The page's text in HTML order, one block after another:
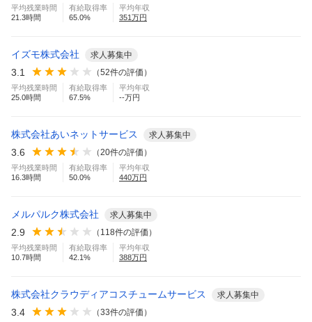
平均残業時間
21.3時間
有給取得率
65.0%
平均年収
351万円
イズモ株式会社 求人募集中
3.1 （52件の評価）
平均残業時間
25.0時間
有給取得率
67.5%
平均年収
--万円
株式会社あいネットサービス 求人募集中
3.6 （20件の評価）
平均残業時間
16.3時間
有給取得率
50.0%
平均年収
440万円
メルパルク株式会社 求人募集中
2.9 （ 118件の評価）
平均残業時間
10.7時間
有給取得率
42.1%
平均年収
388万円
株式会社クラウディアコスチュームサービス 求人募集中
3.4 （33件の評価）